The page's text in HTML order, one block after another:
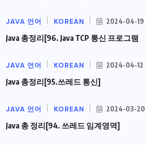
JAVA 언어 KOREAN 2024-04-19
Java 총정리[96. Java TCP 통신 프로그램
JAVA 언어 KOREAN 2024-04-12
Java 총정리[95.쓰레드 통신]
JAVA 언어 KOREAN 2024-03-20
Java 총 정리[94. 쓰레드 임계영역]